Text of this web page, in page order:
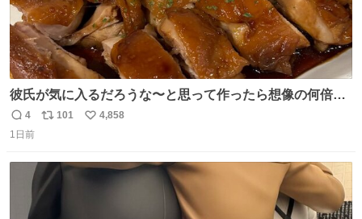
彼氏が気に入るだろうな〜と思って作ったら想像の何倍も
美味しい美味しい言ってくれて嬉しい
返
信
4
リ
ト
数
101
い
4,858
1日前